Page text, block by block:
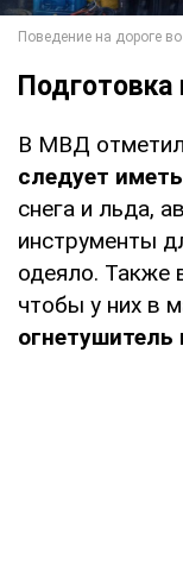
Подготовка
В МВД
следует иметь
снега и льда,
инструменты
одеяло. Также
чтобы у них в
огнетушитель